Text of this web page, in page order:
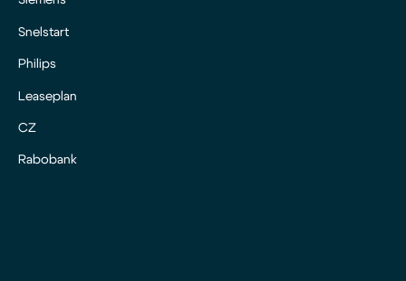
Snelstart
Philips
Leaseplan
CZ
Rabobank